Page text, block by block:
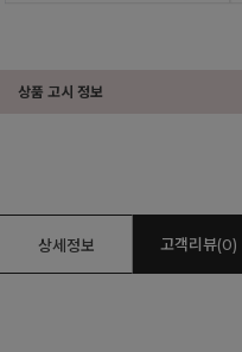
상품 고시 정보
상세정보 고객리뷰(0)